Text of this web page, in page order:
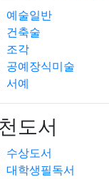
예술일반
건축술
조각
공예장식미술
서예
도서
수상도서
대학생필독서